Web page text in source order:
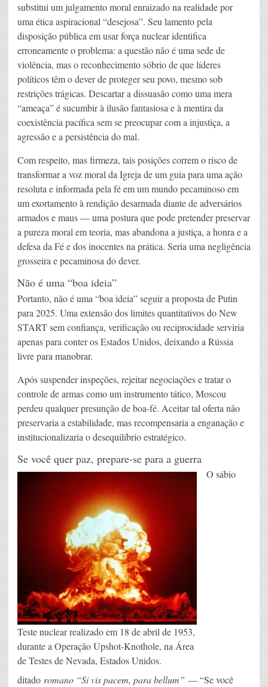
substitui um julgamento moral enraizado na realidade por
uma ética aspiracional “desejosa”. Seu lamento pela
disposição pública em usar força nuclear identifica
erroneamente o problema: a questão não é uma sede de
violência, mas o reconhecimento sóbrio de que líderes
políticos têm o dever de proteger seu povo, mesmo sob
restrições trágicas. Descartar a dissuasão como uma mera
“ameaça” é sucumbir à ilusão fantasiosa e à mentira da
coexistência pacífica sem se preocupar com a injustiça, a
agressão e a persistência do mal.
Com respeito, mas firmeza, tais posições correm o risco de
transformar a voz moral da Igreja de um guia para uma ação
resoluta e informada pela fé em um mundo pecaminoso em
um exortamento à rendição desarmada diante de adversários
armados e maus — uma postura que pode pretender preservar
a pureza moral em teoria, mas abandona a justiça, a honra e a
defesa da Fé e dos inocentes na prática. Seria uma negligência
grosseira e pecaminosa do dever.
Não é uma “boa ideia”
Portanto, não é uma “boa ideia” seguir a proposta de Putin
para 2025. Uma extensão dos limites quantitativos do New
START sem confiança, verificação ou reciprocidade serviria
apenas para conter os Estados Unidos, deixando a Rússia
livre para manobrar.
Após suspender inspeções, rejeitar negociações e tratar o
controle de armas como um instrumento tático, Moscou
perdeu qualquer presunção de boa-fé. Aceitar tal oferta não
preservaria a estabilidade, mas recompensaria a enganação e
institucionalizaria o desequilíbrio estratégico.
Se você quer paz, prepare-se para a guerra
Teste nuclear realizado em 18 de abril de 1953,
durante a Operação Upshot-Knothole, na Área
de Testes de Nevada, Estados Unidos.
O sábio
ditado romano “Si vis pacem, para bellum” — “Se você